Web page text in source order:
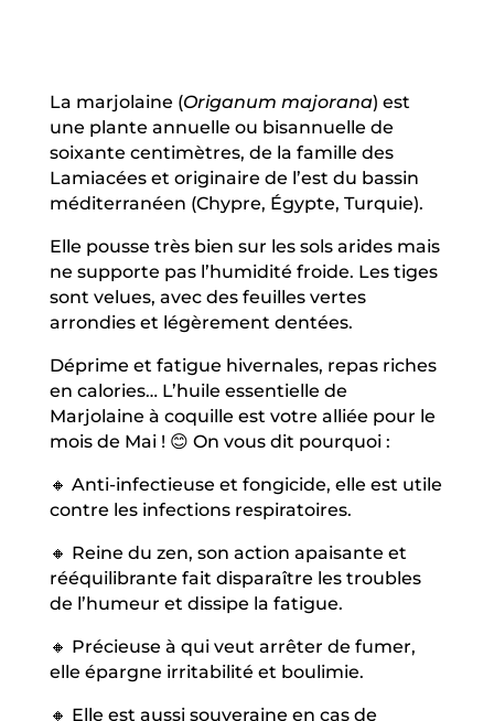
La marjolaine (Origanum majorana) est
une plante annuelle ou bisannuelle de
soixante centimètres, de la famille des
Lamiacées et originaire de l’est du bassin
méditerranéen (Chypre, Égypte, Turquie).
Elle pousse très bien sur les sols arides mais
ne supporte pas l’humidité froide. Les tiges
sont velues, avec des feuilles vertes
arrondies et légèrement dentées.
Déprime et fatigue hivernales, repas riches
en calories… L’huile essentielle de
Marjolaine à coquille est votre alliée pour le
mois de Mai ! 😊 On vous dit pourquoi :
🔸 Anti-infectieuse et fongicide, elle est utile
contre les infections respiratoires.
🔸 Reine du zen, son action apaisante et
rééquilibrante fait disparaître les troubles
de l’humeur et dissipe la fatigue.
🔸 Précieuse à qui veut arrêter de fumer,
elle épargne irritabilité et boulimie.
🔸 Elle est aussi souveraine en cas de